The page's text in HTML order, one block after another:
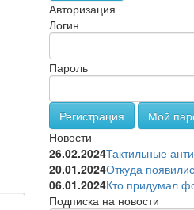
Авторизация
Логин
Пароль
Регистрация
Мой
Новости
26.02.2024Тактильные
20.01.2024Откуда
06.01.2024Кто придумал
Подписка на новости